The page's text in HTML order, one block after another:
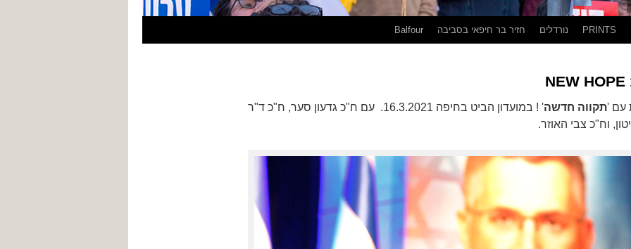
PRINTS נורדלים חזיר בר חיפאי בסביבה Balfour
NEW
עם 'תקווה חדשה
' ! במועדון הביט בחיפה 16.3.2021. עם ח"כ גדעון סער, ח"כ ד"ר
וח"כ צבי האוזר.